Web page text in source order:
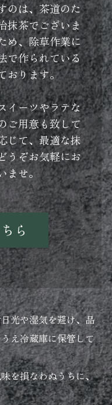
のは、茶道のた
抹茶でございま
め、除草作業に
で作られている
おります。
イーツやラテな
ご用意も致して
じて、最適な抹
うぞお気軽にお
ませ。
ら
光や湿気を避け、品
え冷蔵庫に保管して
を損なわぬうちに、